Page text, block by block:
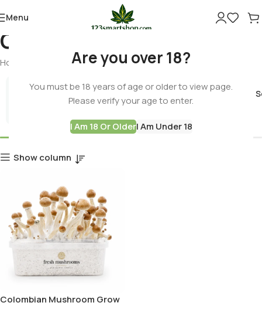
Are you over 18?
You must be 18 years of age or older to view page.
Please verify your age to enter.
I Am 18 Or OlderI Am Under 18
Menu
Colombian mushrooms
Home Products tagged “Colombian mushrooms”
Best Deals
Cannabis
Show column
Colombian Mushroom Grow